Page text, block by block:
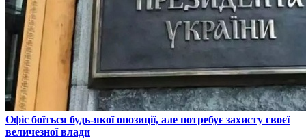
​Офіс боїться будь-якої опозиції, але потребує захисту своєї
величезної влади